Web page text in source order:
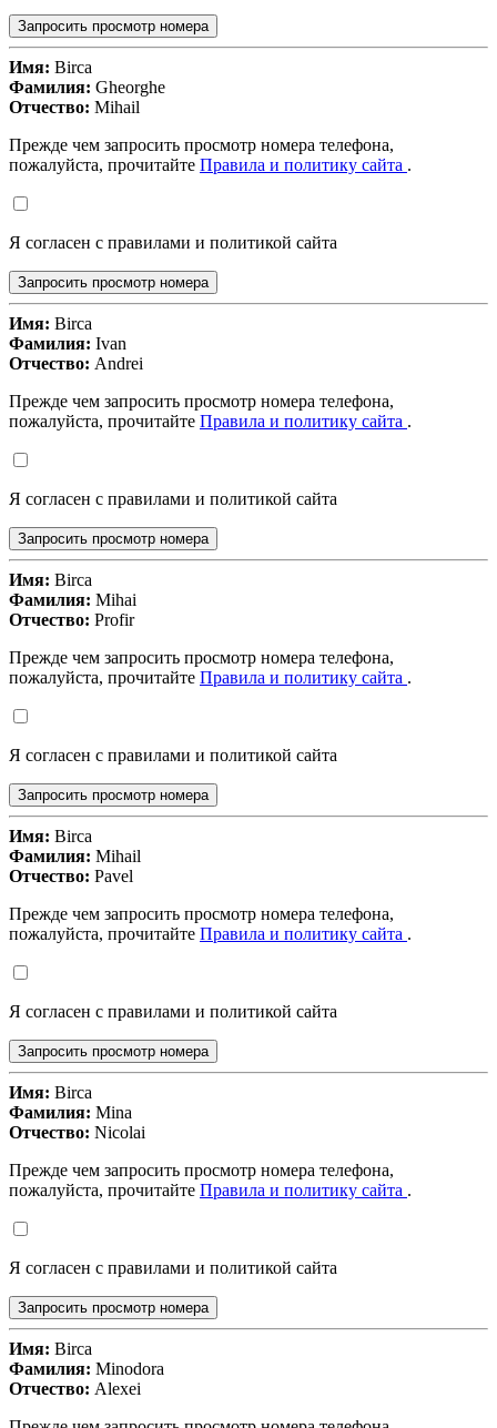
Запросить просмотр номера
Имя: Birca
Фамилия: Gheorghe
Отчество: Mihail
Прежде чем запросить просмотр номера телефона,
пожалуйста, прочитайте Правила и политику сайта .
Я согласен с правилами и политикой сайта
Запросить просмотр номера
Имя: Birca
Фамилия: Ivan
Отчество: Andrei
Прежде чем запросить просмотр номера телефона,
пожалуйста, прочитайте Правила и политику сайта .
Я согласен с правилами и политикой сайта
Запросить просмотр номера
Имя: Birca
Фамилия: Mihai
Отчество: Profir
Прежде чем запросить просмотр номера телефона,
пожалуйста, прочитайте Правила и политику сайта .
Я согласен с правилами и политикой сайта
Запросить просмотр номера
Имя: Birca
Фамилия: Mihail
Отчество: Pavel
Прежде чем запросить просмотр номера телефона,
пожалуйста, прочитайте Правила и политику сайта .
Я согласен с правилами и политикой сайта
Запросить просмотр номера
Имя: Birca
Фамилия: Mina
Отчество: Nicolai
Прежде чем запросить просмотр номера телефона,
пожалуйста, прочитайте Правила и политику сайта .
Я согласен с правилами и политикой сайта
Запросить просмотр номера
Имя: Birca
Фамилия: Minodora
Отчество: Alexei